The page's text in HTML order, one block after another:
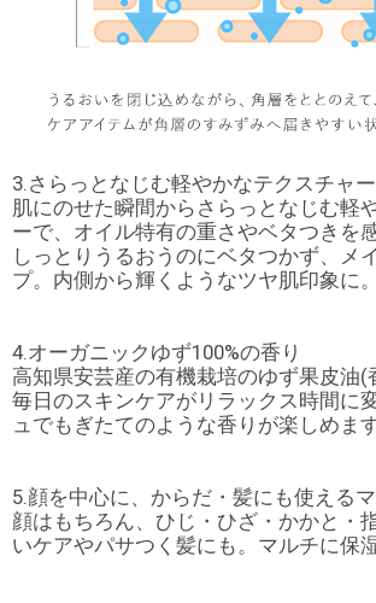
3.さらっとなじむ軽やかなテクスチャー
肌にのせた瞬間からさらっとなじむ軽
ーで、オイル特有の重さやベタつきを
しっとりうるおうのにベタつかず、メ
プ。内側から輝くようなツヤ肌印象に。
4.オーガニックゆず100%の香り
高知県安芸産の有機栽培のゆず果皮油(
毎日のスキンケアがリラックス時間に
ュでもぎたてのような香りが楽しめます
5.顔を中心に、からだ・髪にも使える
顔はもちろん、ひじ・ひざ・かかと・
いケアやパサつく髪にも。マルチに保